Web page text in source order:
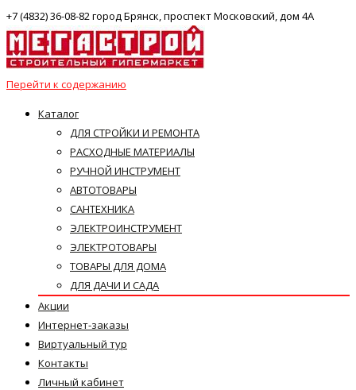
+7 (4832) 36-08-82 город Брянск, проспект Московский, дом 4А
Перейти к содержанию
Каталог
ДЛЯ СТРОЙКИ И РЕМОНТА
РАСХОДНЫЕ МАТЕРИАЛЫ
РУЧНОЙ ИНСТРУМЕНТ
АВТОТОВАРЫ
САНТЕХНИКА
ЭЛЕКТРОИНСТРУМЕНТ
ЭЛЕКТРОТОВАРЫ
ТОВАРЫ ДЛЯ ДОМА
ДЛЯ ДАЧИ И САДА
Акции
Интернет-заказы
Виртуальный тур
Контакты
Личный кабинет